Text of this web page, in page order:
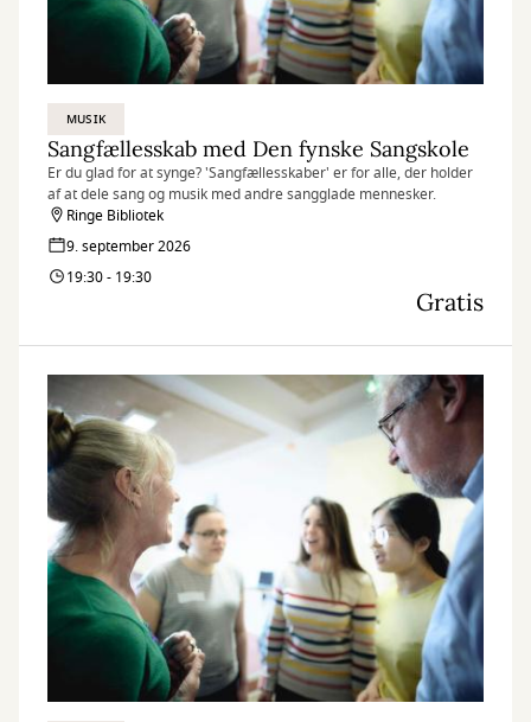
MUSIK
Sangfællesskab med Den fynske Sangskole
Er du glad for at synge? 'Sangfællesskaber' er for alle, der holder
af at dele sang og musik med andre sangglade mennesker.
Ringe Bibliotek
9. september 2026
19:30 - 19:30
Gratis